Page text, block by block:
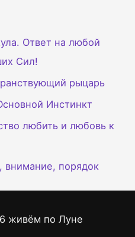
Ответ на любой
Сил!
рыцарь
Инстинкт
любить и любовь к
внимание, порядок
живём по Луне